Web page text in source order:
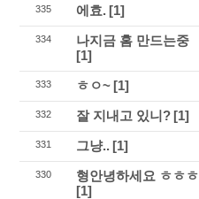
335 에효. [1]
334
나지금 홈 만드는중
[1]
333 ㅎㅇ~ [1]
332 잘 지내고 있니? [1]
331 그냥.. [1]
330
형안녕하세요 ㅎㅎㅎ
[1]